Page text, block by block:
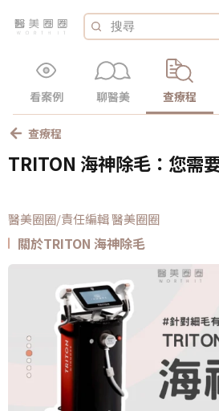
看案例 聊醫美 查療程
查療程
TRITON 海神除毛：您需
醫美圈圈/責任編輯 醫美圈圈
關於TRITON 海神除毛